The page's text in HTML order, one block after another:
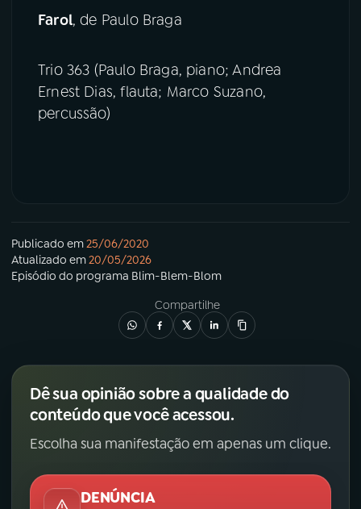
Farol, de Paulo Braga
Trio 363 (Paulo Braga, piano; Andrea
Ernest Dias, flauta; Marco Suzano,
percussão)
Publicado em25/06/2020
Atualizado em20/05/2026
Episódio do programa Blim-Blem-Blom
Compartilhe
Dê sua opinião sobre a qualidade do
conteúdo que você acessou.
Escolha sua manifestação em apenas um clique.
DENÚNCIA